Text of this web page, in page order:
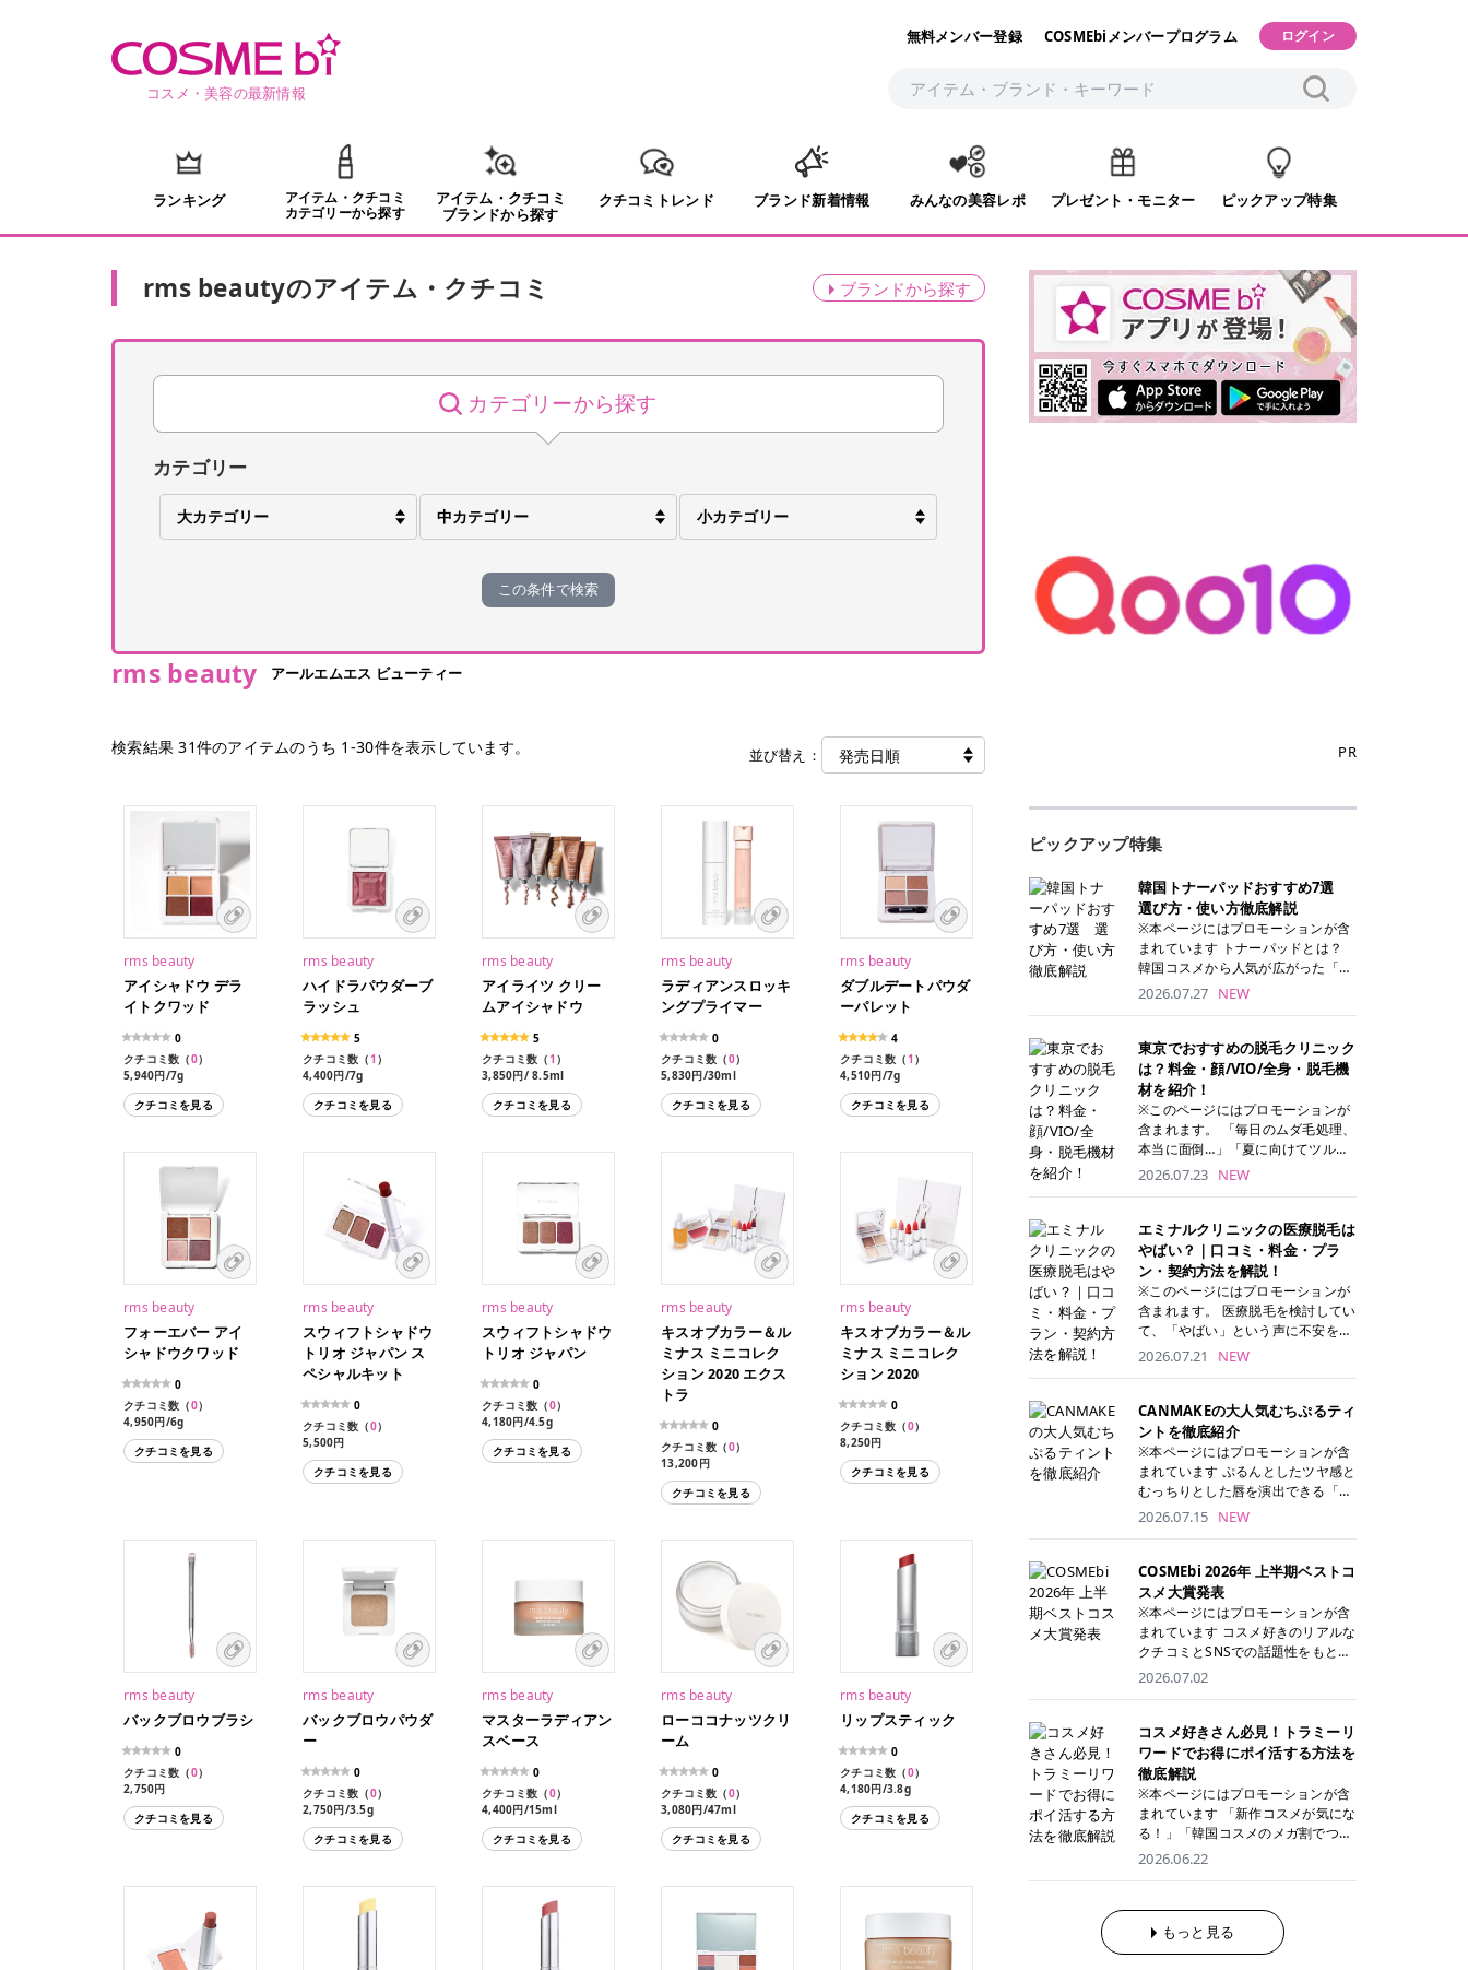
コスメ・美容の最新情報
無料メンバー登録 COSMEbiメンバープログラム ログイン
ランキング
アイテム・クチコミ
カテゴリーから探す
アイテム・クチコミ
ブランドから探す
クチコミトレンド ブランド新着情報 みんなの美容レポ プレゼント・モニター ピックアップ特集
rms beautyのアイテム・クチコミ ブランドから探す
カテゴリーから探す
カテゴリー
この条件で検索
rms beauty アールエムエス ビューティー
検索結果31件のアイテムのうち 1 -30件を表示しています。 並び替え：
rms beauty
アイシャドウ デラ
イトクワッド
0
クチコミ数（0）
5,940円/7g
クチコミを見る
rms beauty
ハイドラパウダーブ
ラッシュ
5
クチコミ数（1 ）
4,400円/7g
3,520円/7g（レフィル）
クチコミを見る
rms beauty
アイライツ クリー
ムアイシャドウ
5
クチコミ数（1 ）
3,850円/ 8.5ml
クチコミを見る
rms beauty
ラディアンスロッキ
ングプライマー
0
クチコミ数（0）
5,830円/30ml
4,620円/30ml（レフィ
ル）クチコミを見る
rms beauty
ダブルデートパウダ
ーパレット
4
クチコミ数（1 ）
4,510円/7g
クチコミを見る
rms beauty
フォーエバー アイ
シャドウクワッド
0
クチコミ数（0）
4,950円/6g
クチコミを見る
rms beauty
スウィフトシャドウ
トリオ ジャパン ス
ペシャルキット
0
クチコミ数（0）
5,500円
クチコミを見る
rms beauty
スウィフトシャドウ
トリオ ジャパン
0
クチコミ数（0）
4,180円/4.5g
クチコミを見る
rms beauty
キスオブカラー＆ル
ミナス ミニコレク
ション 2020 エクス
トラ
0
クチコミ数（0）
13,200円
クチコミを見る
rms beauty
キスオブカラー＆ル
ミナス ミニコレク
ション 2020
0
クチコミ数（0）
8,250円
クチコミを見る
rms beauty
バックブロウブラシ
0
クチコミ数（0）
2,750円
クチコミを見る
rms beauty
バックブロウパウダ
ー
0
クチコミ数（0）
2,750円/3.5g
クチコミを見る
rms beauty
マスターラディアン
スベース
0
クチコミ数（0）
4,400円/15ml
クチコミを見る
rms beauty
ローココナッツクリ
ーム
0
クチコミ数（0）
3,080円/47ml
クチコミを見る
rms beauty
リップスティック
0
クチコミ数（0）
4,180円/3.8g
クチコミを見る
PR
ピックアップ特集
韓国トナーパッドおすすめ7選
選び方・使い方徹底解説
※本ページにはプロモーションが含
まれています トナーパッドとは？
韓国コスメから人気が広がった「ト
ナーパッド」は、化粧水や美容液を
トナーパッドは洗顔後に肌をやさし
く拭き取ることで、古い角質や余分
な皮脂汚れをオフしながら、うるお
いを与えられるのが特徴✨ さらに、
気になる部分には数分のせて部分用
パックとしても使用できるため、1
両方を叶えられます。 韓国コスメブ
ランドを中心に人気を集めていまし
たが、現在では日本でも定番のスキ
ンケアアイテムとして幅広い世代に
愛用されています。 トナーパッドの
特徴 トナーパッドと拭き取り化粧水
の違い 「トナーパッド」と「拭き取
り化粧水」はどちらも洗顔後に使用
するスキンケアアイテムですが、使
い方や特徴に違いがあります。 トナ
ーパッドは、化粧水があらかじめパ
ッドに含まれているため、コットン
を用意する手間がなく、忙しい朝で
もサッと使えるのが魅力です。 ま
た、保湿成分を豊富に配合した商品
が多く、拭き取り後にそのまま部分
用パックとして使えるトナーパッド
も増えています。 一方、拭き取り化
粧水は液体タイプのため、コットン
整しやすく、お気に入りの化粧水を
使いたい方やコストを抑えて続けた
い方にもおすすめです。 トナーパッ
ドのメリット トナーパッドは、角質
ケア・保湿ケア・部分用パックまで
1枚で行える便利なスキンケアアイ
テムです。 ここでは、トナーパッド
す。 古い角質や皮脂汚れをやさしく
オフ トナーパッドを使用すること
で、洗顔だけでは落としきれない古
い角質や余分な皮脂汚れをやさしく
拭き取り、なめらかな肌へ整えま
す。 保湿ケアまで1枚でできる 保湿
成分を配合したトナーパッドなら、
ケアにもぴったりです。 部分パック
としても使える 多くのトナーパッド
は、乾燥が気になる頬や額、小鼻な
2026.07.27 NEW
東京でおすすめの脱毛クリニック
は？料金・顔/VIO/全身・脱毛機
材を紹介！
※このページにはプロモーションが
含まれます。 「毎日のムダ毛処理、
本当に面倒…」「夏に向けてツルツ
ル肌になりたい！」 そう思って東京
べばいいの？と迷ってしまいますよ
ね。 この記事では、医療脱毛の基本
から、東京で特に通いやすいフレイ
アクリニック・レジーナクリニッ
ク・エミナルクリニック・リゼクリ
ニックの4院について、分かりやす
リニックを見つけて、面倒な自己処
理から卒業しちゃいましょう♪ クリ
ニック 全身＋VIO 全身＋VIO＋顔 特
徴 脱毛器 詳細 フレイアクリニック
52,800円(税込)/5回 94,600円(税
込)/5回 肌への負担に配慮しなが
ら、コストパフォーマンスも重視し
たい方に！ メディオスターモノリス
メディオスターNeXT PRO 公式サイ
ト> レジーナクリニック 52,800円
(税込)/5回 99,000円(税込)/5回 ジェ
ントルシリーズを選べるため、脱毛
機にこだわりたい方におすすめ！ ジ
ェントルマックスプロ ジェントルマ
ックスプロプラス ジェントルレーズ
プロ ソプラノチタニウム 公式サイ
ト> エミナルクリニック 49,500円
(税込)/6回 93,500円(税込)/6回 エミ
定！月々払いも安くて通いやすい ク
リスタルプロ 公式サイト> リゼクリ
ニック 109,800円(税込)/5回 144,80
0円(税込)/5回 毛質に合わせて脱毛
機を選択可能！有効期限も5年と長
くマイペースに通いやすい ラシャ
メディオスターNeXT PRO ジェント
ルYAGプロ 公式サイト> ｜そもそも
うの？ 脱毛を考えたときに、まず悩
むのが「医療脱毛とエステ脱毛、ど
っちがいいの？」ということではな
2026.07.23 NEW
エミナルクリニックの医療脱毛は
やばい？｜口コミ・料金・プラ
ン・契約方法を解説！
※このページにはプロモーションが
含まれます。 医療脱毛を検討してい
て、「やばい」という声に不安を抱
える方も多いのではないでしょう
体系をはじめ、学生や友人同士でお
得になる割引キャンペーン、無料カ
ウンセリングから施術までの具体的
なステップを分かりやすく解説しま
す。 これから手軽に全身医療脱毛を
後までチェックして、ご自身にぴっ
ください！ クリニック 全身＋VIO
全身＋VIO＋顔 特徴 脱毛器 詳細 フ
レイアクリニック 52,800円(税込)/5
回 94,600円(税込)/5回 肌への負担
に配慮しながら、コストパフォーマ
ンスも重視したい方に！ メディオス
ターモノリス メディオスターNeXT
PRO 公式サイト> レジーナクリニッ
ク 52,800円(税込)/5回 99,000円(税
込)/5回 ジェントルシリーズを選べ
るため、脱毛機にこだわりたい方に
おすすめ！ ジェントルマックスプロ
ジェントルマックスプロプラス ジェ
ントルレーズプロ ソプラノチタニウ
ム 公式サイト> エミナルクリニック
49,500円(税込)/6回 93,500円(税
込)/6回 エミナルクリニックの始め
通いやすい クリスタルプロ 公式サ
イト> リゼクリニック 109,800円(税
込)/5回 144,800円(税込)/5回 毛質に
2026.07.21 NEW
CANMAKEの大人気むちぷるティ
ントを徹底紹介
※本ページにはプロモーションが含
まれています ぷるんとしたツヤ感と
むっちりとした唇を演出できる「C
ANMAKE（キャンメイク）むちぷる
湿ケアも叶えられることから、SNS
でも話題の人気リップです。 「自分
にはどのカラーが似合う？」「イエ
ベ・ブルベ別のおすすめは？」と気
になっている方も多いのではないで
とともにご紹介！それぞれの色味や
なメイクに合うのかまで詳しく解説
します✨ ※メイクアップ効果による
CANMAKE むちぷるティントとは？
CANMAKE むちぷるティントは、テ
ィント・プランパー・保湿ケアを1
本で叶えるリップです。 するすると
塗れるなめらかなテクスチャーで、
縦ジワをカバーしながら、むっちり
としたツヤのある唇を演出します。
るため、乾燥しにくくデイリー使い
にもぴったり！ アイテム詳細を見る
2026.07.15 NEW
COSMEbi 2026年 上半期ベストコ
スメ大賞発表
※本ページにはプロモーションが含
まれています コスメ好きのリアルな
クチコミとSNSでの話題性をもとに
選出された、COSMEbi 2026年上半
た名品たちを、カテゴリ別にご紹介
します。 本記事では、2025年11月
～2026年4月までの半年間におい
て、COSMEbi内でのクチコミとSN
Sでの話題性を元に選出されたコス
メやスキンケアなどの化粧品を「総
国コスメ」に分けて1位～3位までを
ランキング形式で発表！ 2026年上
半期 総合大賞 AMUSE（アミュー
ズ）「 ジェルフィットグロス」 👑
「ジェルフィットグロス」の特徴 唇
2026.07.02
コスメ好きさん必見！トラミーリ
ワードでお得にポイ活する方法を
徹底解説
※本ページにはプロモーションが含
まれています 「新作コスメが気にな
る！」「韓国コスメのメガ割でつい
買いすぎてしまう……」 そんな美容
を少し工夫するだけでポイントを貯
められるため、コスメやスキンケア
にかかる費用を少しでも抑えたい方
2026.06.22
もっと見る